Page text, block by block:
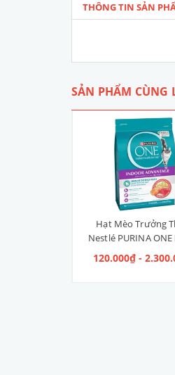
THÔNG TIN SẢN
SẢN PHẨM CÙNG
Hạt Mèo Trưởng
Nestlé PURINA
Advantage Salmon &
Cá Hồi & Cá
120.000₫ -